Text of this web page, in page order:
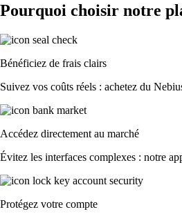
Pourquoi choisir notre
Bénéficiez de frais clairs
Suivez vos coûts réels : achetez du
Accédez directement au marché
Évitez les interfaces complexes : notre
Protégez votre compte